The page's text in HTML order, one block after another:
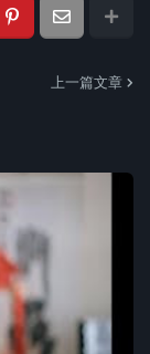
上一篇文章